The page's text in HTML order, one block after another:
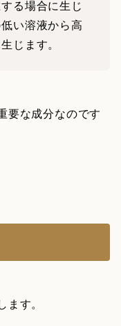
る場合に生じ
い溶液から高
じます。
要な成分なのです
ます。